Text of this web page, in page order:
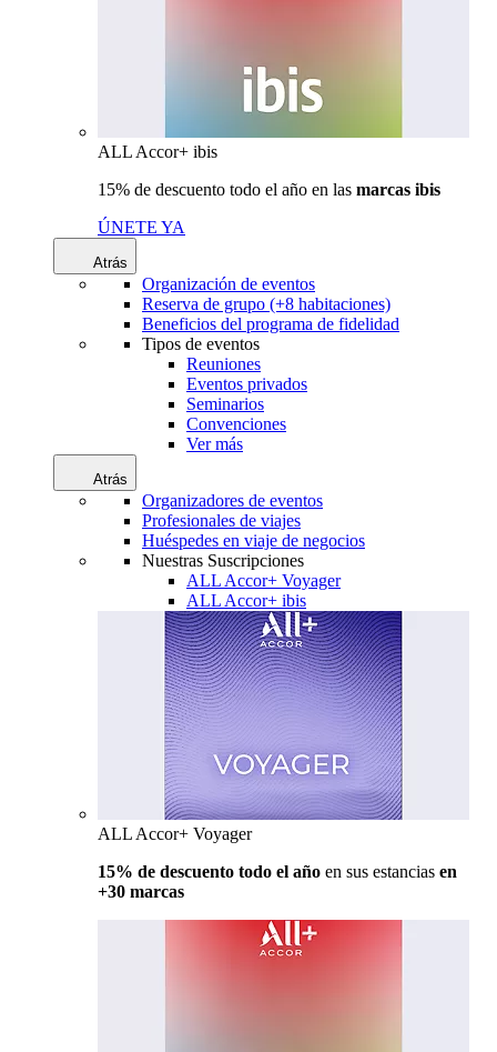
ALL Accor+ ibis
15% de descuento todo el año en las marcas ibis
ÚNETE YA
Atrás
Organización de eventos
Reserva de grupo (+8 habitaciones)
Beneficios del programa de fidelidad
Tipos de eventos
Reuniones
Eventos privados
Seminarios
Convenciones
Ver más
Atrás
Organizadores de eventos
Profesionales de viajes
Huéspedes en viaje de negocios
Nuestras Suscripciones
ALL Accor+ Voyager
ALL Accor+ ibis
ALL Accor+ Voyager
15% de descuento todo el año en sus estancias en
+30 marcas